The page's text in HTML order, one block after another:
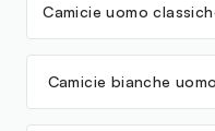
Camicie uomo
Camicie bianche uomo